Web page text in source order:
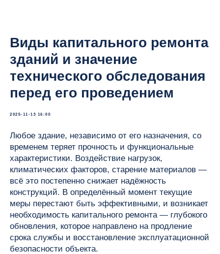
Виды капитального ремонта
зданий и значение
технического обследования
перед его проведением
2025-11-13 16:00
Любое здание, независимо от его назначения, со
временем теряет прочность и функциональные
характеристики. Воздействие нагрузок,
климатических факторов, старение материалов —
всё это постепенно снижает надёжность
конструкций. В определённый момент текущие
меры перестают быть эффективными, и возникает
необходимость капитального ремонта — глубокого
обновления, которое направлено на продление
срока службы и восстановление эксплуатационной
безопасности объекта.